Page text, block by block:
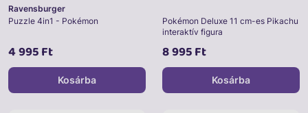
Ravensburger
Puzzle 4in1 - Pokémon
4 995 Ft
Kosárba
Pokémon Deluxe 11 cm-es Pikachu
interaktív figura
8 995 Ft
Kosárba